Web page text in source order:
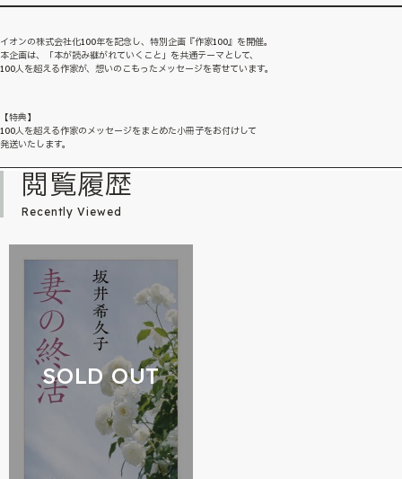
イオンの株式会社化100年を記念し、特別企画『作家100』を開催。
本企画は、「本が読み継がれていくこと」を共通テーマとして、
100人を超える作家が、想いのこもったメッセージを寄せています。
【特典】
100人を超える作家のメッセージをまとめた小冊子をお付けして
発送いたします。
閲覧履歴
Recently Viewed
SOLD OUT